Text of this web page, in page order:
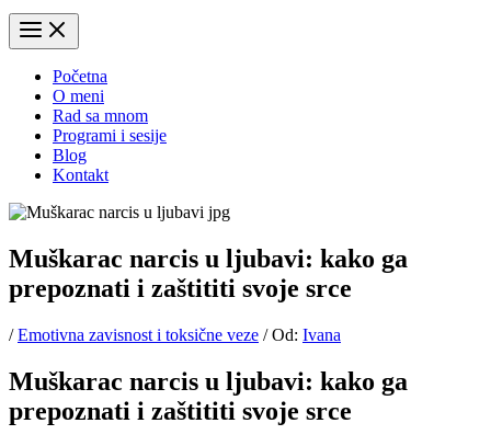
Početna
O meni
Rad sa mnom
Programi i sesije
Blog
Kontakt
Muškarac narcis u ljubavi: kako ga
prepoznati i zaštititi svoje srce
/Emotivna zavisnost i toksične veze / Od: Ivana
Muškarac narcis u ljubavi: kako ga
prepoznati i zaštititi svoje srce